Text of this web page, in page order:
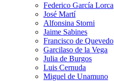
Federico García Lorca
José Martí
Alfonsina Storni
Jaime Sabines
Francisco de Quevedo
Garcilaso de la Vega
Julia de Burgos
Luis Cernuda
Miguel de Unamuno